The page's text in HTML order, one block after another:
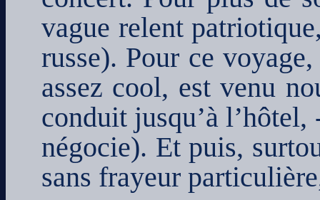
vague relent
russe). Pour ce
assez cool, est venu
conduit jusqu’à
négocie). Et puis,
sans frayeur